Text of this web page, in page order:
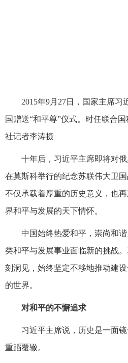
2015年9月27日，国家主席
国赠送“和平尊”仪式。时任联合
社记者李涛摄
十年后，习近平主席即将对
在莫斯科举行的纪念苏联伟大卫
不仅承载着厚重的历史意义，也
界和平与发展的天下情怀。
中国始终热爱和平，崇尚和
类和平与发展事业面临新的挑战
刻洞见，始终坚定不移地推动建
的世界。
对和平的不懈追求
习近平主席说，历史是一面
重蹈覆辙。